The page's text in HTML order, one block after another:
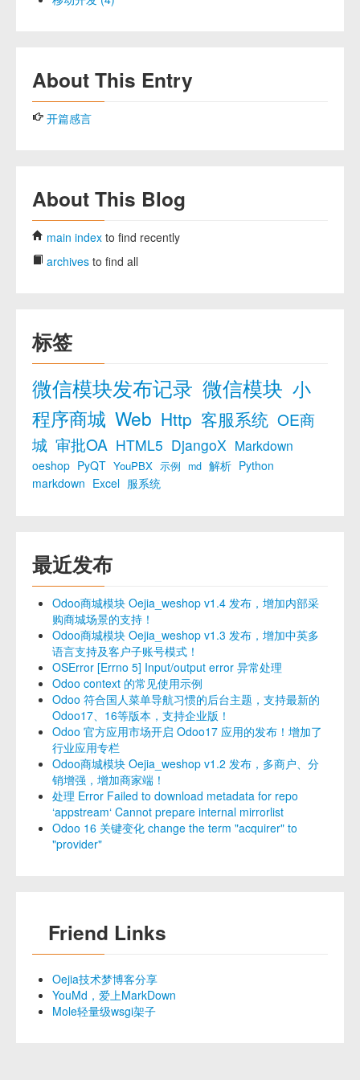
About This Entry
开篇感言
About This Blog
main index to find recently
archives to find all
标签
微信模块发布记录 微信模块 小
程序商城 Web Http 客服系统 OE商
城 审批OA HTML5 DjangoX Markdown
oeshop PyQT YouPBX 示例 md 解析 Python
markdown Excel 服系统
最近发布
Odoo商城模块 Oejia_weshop v1.4 发布，增加内部采
购商城场景的支持！
Odoo商城模块 Oejia_weshop v1.3 发布，增加中英多
语言支持及客户子账号模式！
OSError [Errno 5] Input/output error 异常处理
Odoo context 的常见使用示例
Odoo 符合国人菜单导航习惯的后台主题，支持最新的
Odoo17、16等版本，支持企业版！
Odoo 官方应用市场开启 Odoo17 应用的发布！增加了
行业应用专栏
Odoo商城模块 Oejia_weshop v1.2 发布，多商户、分
销增强，增加商家端！
处理 Error Failed to download metadata for repo
‘appstream‘ Cannot prepare internal mirrorlist
Odoo 16 关键变化 change the term "acquirer" to
"provider"
Friend Links
Oejia技术梦博客分享
YouMd，爱上MarkDown
Mole轻量级wsgi架子